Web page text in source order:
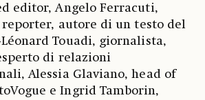
editor, Angelo Ferracuti,
autore di un testo del
Touadi, giornalista,
di relazioni
Alessia Glaviano, head of
e Ingrid Tamborin,